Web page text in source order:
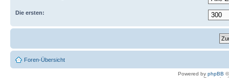
Die ersten:
Foren-Übersicht
Powered by phpBB